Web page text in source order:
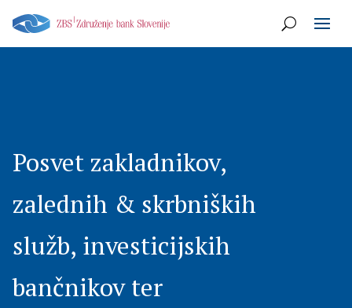
Posvet zakladnikov,
zalednih & skrbniških
služb, investicijskih
bančnikov ter